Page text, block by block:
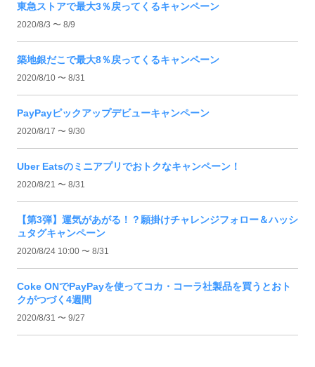
東急ストアで最大3％戻ってくるキャンペーン
2020/8/3 〜 8/9
築地銀だこで最大8％戻ってくるキャンペーン
2020/8/10 〜 8/31
PayPayピックアップデビューキャンペーン
2020/8/17 〜 9/30
Uber Eatsのミニアプリでおトクなキャンペーン！
2020/8/21 〜 8/31
【第3弾】運気があがる！？願掛けチャレンジフォロー＆ハッシ
ュタグキャンペーン
2020/8/24 10:00 〜 8/31
Coke ONでPayPayを使ってコカ・コーラ社製品を買うとおト
クがつづく4週間
2020/8/31 〜 9/27